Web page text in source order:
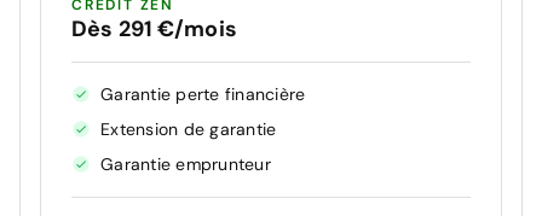
CRÉDIT ZEN
Dès 291 €/mois
Garantie perte financière
Extension de garantie
Garantie emprunteur